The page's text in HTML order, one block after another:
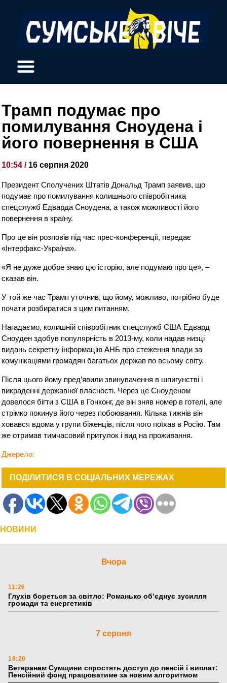
Трамп подумає про
помилування Сноудена і
його повернення в США
10:54 / 16 серпня 2020
Президент Сполучених Штатів Дональд Трамп заявив, що
подумає про помилування колишнього співробітника
спецслужб Едварда Сноудена, а також можливості його
повернення в країну.
Про це він розповів під час прес-конференції, передає
«Інтерфакс-Україна».
«Я не дуже добре знаю цю історію, але подумаю про це», –
сказав він.
У той же час Трамп уточнив, що йому, можливо, потрібно буде
почати розбиратися з цим питанням.
Нагадаємо, колишній співробітник спецслужб США Едвард
Сноуден здобув популярність в 2013-му, коли надав низці
видань секретну інформацію АНБ про стеження влади за
комунікаціями громадян багатьох держав по всьому світу.
Після цього йому пред’явили звинувачення в шпигунстві і
викраденні державної власності. Через це Сноуденом
довелося бігти з США в Гонконг, де він зняв номер в готелі, але
стрімко покинув його через побоювання. Кілька тижнів він
ховався вдома у групи біженців, після чого поїхав в Росію. Там
же отримав тимчасовий притулок і вид на проживання.
Джерело:
ПОДІЛИТИСЯ В СОЦІАЛЬНИХ МЕРЕЖАХ
НОВИНИ
Вчора
11:26
Глухів бореться за світло: Романько об’єднує зусилля
громади та енергетиків
7 серпня
18:20
Ветеранам Сумщини спростять доступ до пенсій і виплат:
Пенсійний фонд працюватиме за новим алгоритмом